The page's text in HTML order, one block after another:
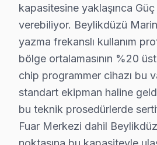
Beylikdüzü genelinde Dijitsu
Adnan Kahveci, Barış,
Dereağzı, Gürpınar,
Sahil, Türkoba, Yakuplu ve
Dijitsu TV Teknik
Dijitsu televizyonlarınızın
kapasitesine yaklaşınca
verebiliyor. Beylikdüzü
yazma frekanslı kullanım
bölge ortalamasının %20
chip programmer cihazı bu
standart ekipman haline
bu teknik prosedürlerde
Fuar Merkezi dahil